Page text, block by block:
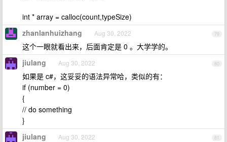
int * array = calloc(count,typeSize)
79
zhanlanhuizhang Aug 30, 2022
这个一眼就看出来，后面肯定是 0 。大学学的。
80
jiulang Aug 30, 2022
如果是 c#，这妥妥的语法异常哈，类似的有：
if (number = 0)
{
// do something
}
81
jiulang Aug 30, 2022